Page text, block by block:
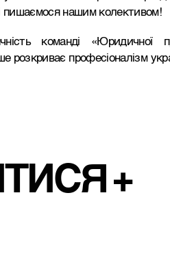
пишаємося нашим колективом!
команді «Юридичної
професіоналізм